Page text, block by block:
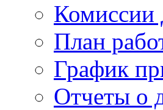
План
График
Отчеты о